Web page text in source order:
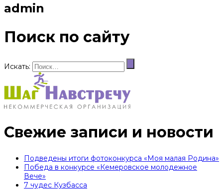
admin
Поиск по сайту
Искать:
Свежие записи и новости
Подведены итоги фотоконкурса «Моя малая Родина»
Победа в конкурсе «Кемеровское молодежное
Вече»
7 чудес Кузбасса